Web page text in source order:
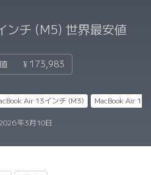
ンチ (M5) 世界最安値
¥ 173,983
Air 13インチ (M3) MacBook Air 13
年3月10日